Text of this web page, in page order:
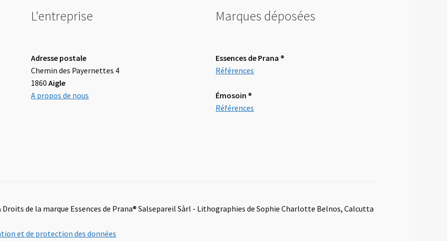
L'entreprise
Adresse postale
Chemin des Payernettes 4
1860 Aigle
A propos de nous
Marques déposées
Essences de Prana ®
Références
Émosoin ®
Références
de la marque Essences de Prana® Salsepareil Sàrl - Lithographies de Sophie Charlotte Belnos, Calcutta
et de protection des données